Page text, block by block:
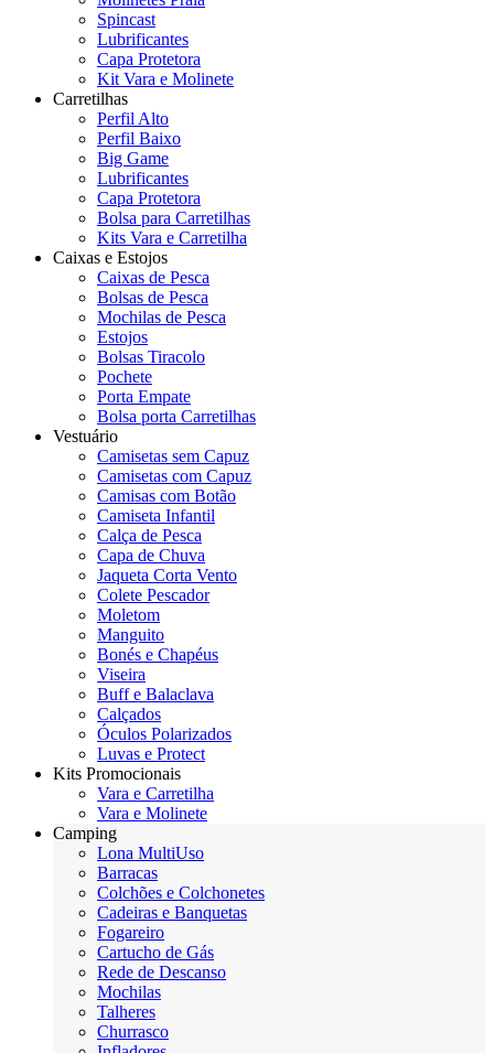
Spincast
Lubrificantes
Capa Protetora
Kit Vara e Molinete
Carretilhas
Perfil Alto
Perfil Baixo
Big Game
Lubrificantes
Capa Protetora
Bolsa para Carretilhas
Kits Vara e Carretilha
Caixas e Estojos
Caixas de Pesca
Bolsas de Pesca
Mochilas de Pesca
Estojos
Bolsas Tiracolo
Pochete
Porta Empate
Bolsa porta Carretilhas
Vestuário
Camisetas sem Capuz
Camisetas com Capuz
Camisas com Botão
Camiseta Infantil
Calça de Pesca
Capa de Chuva
Jaqueta Corta Vento
Colete Pescador
Moletom
Manguito
Bonés e Chapéus
Viseira
Buff e Balaclava
Calçados
Óculos Polarizados
Luvas e Protect
Kits Promocionais
Vara e Carretilha
Vara e Molinete
Camping
Lona MultiUso
Barracas
Colchões e Colchonetes
Cadeiras e Banquetas
Fogareiro
Cartucho de Gás
Rede de Descanso
Mochilas
Talheres
Churrasco